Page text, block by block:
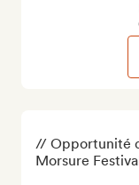
// Opportunité
Morsure